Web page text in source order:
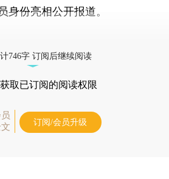
身份亮相公开报道。
746字 订阅后继续阅读
取已订阅的阅读权限
订阅/会员升级